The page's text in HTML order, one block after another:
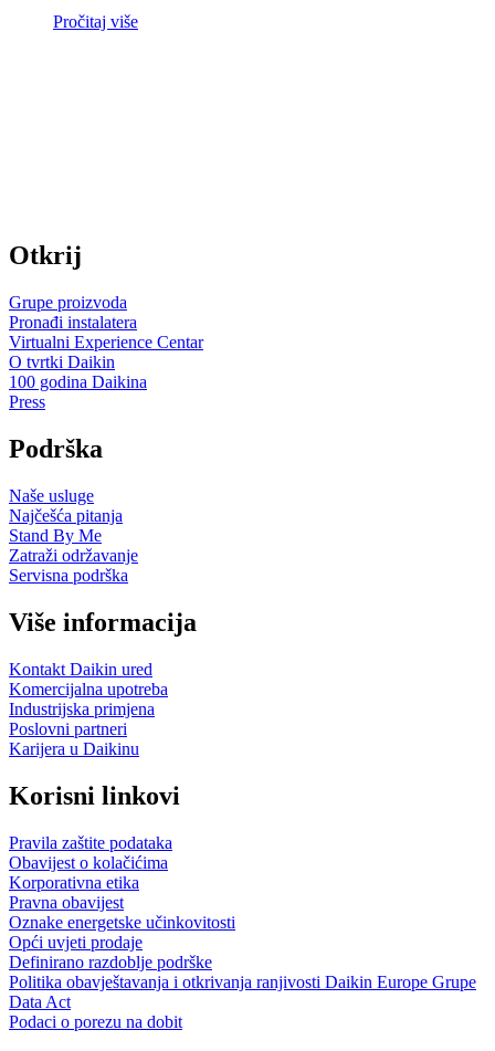
Pročitaj više
Otkrij
Grupe proizvoda
Pronađi instalatera
Virtualni Experience Centar
O tvrtki Daikin
100 godina Daikina
Press
Podrška
Naše usluge
Najčešća pitanja
Stand By Me
Zatraži održavanje
Servisna podrška
Više informacija
Kontakt Daikin ured
Komercijalna upotreba
Industrijska primjena
Poslovni partneri
Karijera u Daikinu
Korisni linkovi
Pravila zaštite podataka
Obavijest o kolačićima
Korporativna etika
Pravna obavijest
Oznake energetske učinkovitosti
Opći uvjeti prodaje
Definirano razdoblje podrške
Politika obavještavanja i otkrivanja ranjivosti Daikin Europe Grupe
Data Act
Podaci o porezu na dobit